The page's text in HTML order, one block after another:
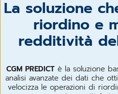
La soluzione
riordino e
redditività
CGM PREDICT è la soluzione
analisi avanzate dei dati che
velocizza le operazioni di